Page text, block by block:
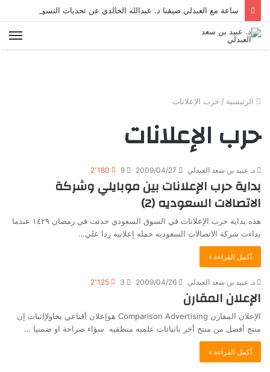
الرئيسية / حرب الإعلانات
حرب الإعلانات
د. عبيد بن سعد العبدلي 2009/04/27
9 2٬180
بداية حرب الإعلانات بين موبايلي وشركة
الاتصالات السعوديه (2)
هذه بداية حرب الإعلانات في السوق السعودي حدثت في رمضان ١٤٢٩ عندما
بداءت شركة الاتصالات السعوديه حمله إعلانيه ردا علي…
أكمل القراءة »
د. عبيد بن سعد العبدلي 2009/04/26
3 2٬125
الإعلان المقارن
الإعلان المقارن Comparison Advertising هوإعلان أقناعي يحاولإاثبات إن
منتج أفضل من منتج أخر باثباتات علميه منطقيه سؤاء صراحة او ضمنيا …
أكمل القراءة »